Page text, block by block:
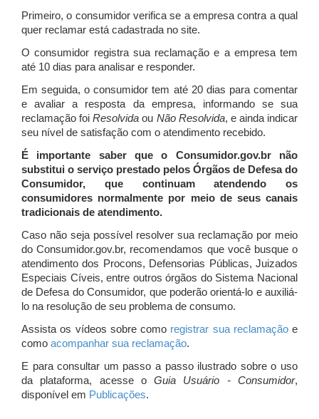
Primeiro, o consumidor verifica se a empresa contra a qual
quer reclamar está cadastrada no site.
O consumidor registra sua reclamação e a empresa tem
até 10 dias para analisar e responder.
Em seguida, o consumidor tem até 20 dias para comentar
e avaliar a resposta da empresa, informando se sua
reclamação foiResolvida ou Não Resolvida, e ainda indicar
seu nível de satisfação com o atendimento recebido.
É importante saber que o Consumidor.gov.br não
substitui o serviço prestado pelos Órgãos de Defesa do
Consumidor, que continuam atendendo os
consumidores normalmente por meio de seus canais
tradicionais de atendimento.
Caso não seja possível resolver sua reclamação por meio
do Consumidor.gov.br, recomendamos que você busque o
atendimento dos Procons, Defensorias Públicas, Juizados
Especiais Cíveis, entre outros órgãos do Sistema Nacional
de Defesa do Consumidor, que poderão orientá-lo e auxiliá-
lo na resolução de seu problema de consumo.
Assista os vídeos sobre como registrar sua reclamaçãoe
como acompanhar sua reclamação.
E para consultar um passo a passo ilustrado sobre o uso
da plataforma, acesse oGuia Usuário - Consumidor,
disponível em Publicações.